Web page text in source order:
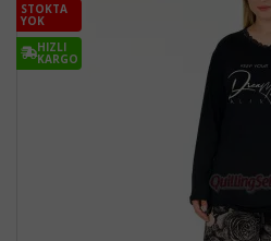
STOKTA
YOK
HIZLI
KARGO